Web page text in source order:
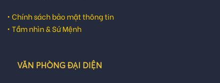
• Chính sách bảo mật thông tin
• Tầm nhìn & Sứ Mệnh
VĂN PHÒNG ĐẠI DIỆN